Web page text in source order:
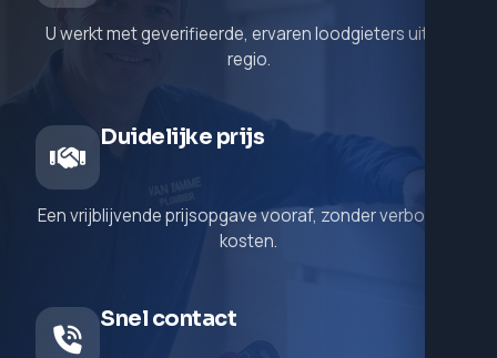
U werkt met geverifieerde, ervaren loodgieters uit de
regio.
Duidelijke prijs
Een vrijblijvende prijsopgave vooraf, zonder verborgen
kosten.
Snel contact